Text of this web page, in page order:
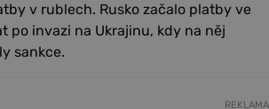
v rublech. Rusko začalo platby ve
po invazi na Ukrajinu, kdy na něj
sankce.
REKLAMA